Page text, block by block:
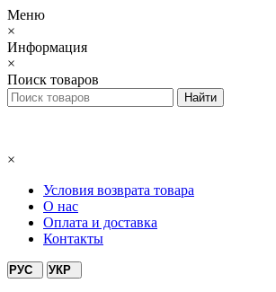
Меню
×
Информация
×
Поиск товаров
×
Условия возврата товара
О нас
Оплата и доставка
Контакты
РУС УКР